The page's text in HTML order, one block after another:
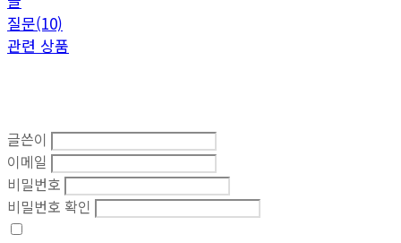
질문(10)
관련 상품
글쓴이
이메일
비밀번호
비밀번호 확인